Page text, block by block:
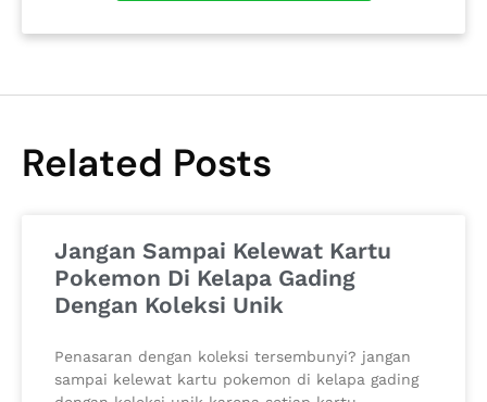
Related Posts
Jangan Sampai Kelewat Kartu
Pokemon Di Kelapa Gading
Dengan Koleksi Unik
Penasaran dengan koleksi tersembunyi? jangan
sampai kelewat kartu pokemon di kelapa gading